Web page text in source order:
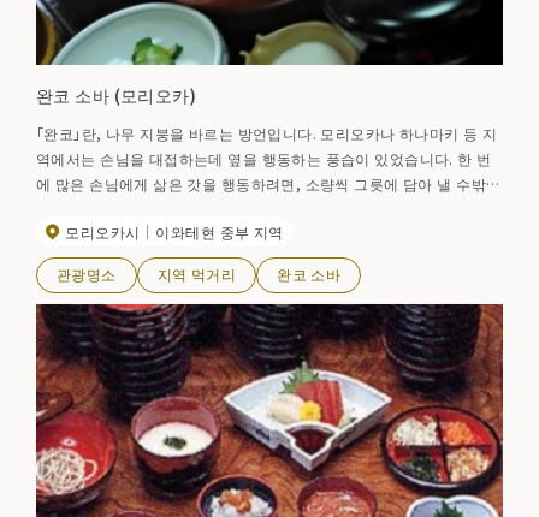
완코 소바 (모리오카)
「완코」란, 나무 지붕을 바르는 방언입니다. 모리오카나 하나마키 등 지
역에서는 손님을 대접하는데 옆을 행동하는 풍습이 있었습니다. 한 번
에 많은 손님에게 삶은 갓을 행동하려면, 소량씩 그릇에 담아 낼 수밖에
신을 무리 강하게 하는 것은, 「오바치」라고 불리는, 손님에 대한 대접의
예의로부터입니다. 급사 씨가 「하이, 어색하다. 짱짱」의 목소리와 함께
곁을 차례차례로 던져, 마지막으로 먹은 그릇의 수를 겨루는, 장난기 가
득한 「완코소바」. 거기에서는 「잔치님」의 인사가 통하지 않습니다. 그
릇에 뚜껑을 할 때까지 행동됩니다.
모리오카시 이와테현 중부 지역
관광명소 지역 먹거리 완코 소바